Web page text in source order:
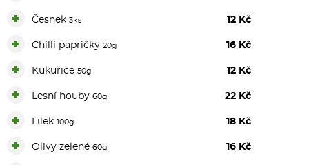
Česnek 3ks 12 Kč
Chilli papričky 20g 16 Kč
Kukuřice 50g 12 Kč
Lesní houby 60g 22 Kč
Lilek 100g 18 Kč
Olivy zelené 60g 16 Kč